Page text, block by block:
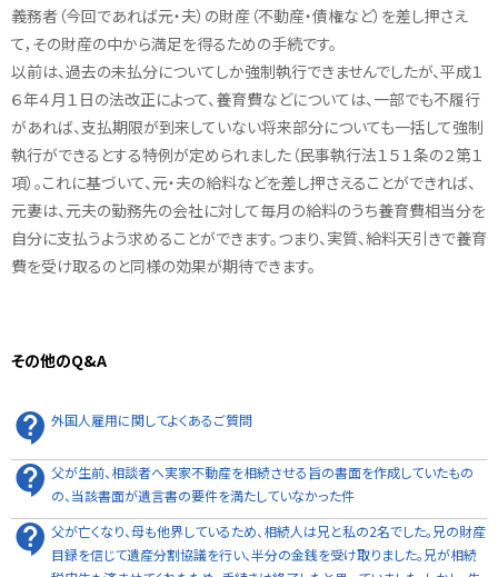
義務者（今回であれば元・夫）の財産（不動産・債権など）を差し押さえ
て，その財産の中から満足を得るための手続です。
以前は、過去の未払分についてしか強制執行できませんでしたが、平成１
６年４月１日の法改正によって、養育費などについては、一部でも不履行
があれば、支払期限が到来していない将来部分についても一括して強制
執行ができるとする特例が定められました（民事執行法１５１条の２第１
項）。これに基づいて、元・夫の給料などを差し押さえることができれば、
元妻は、元夫の勤務先の会社に対して毎月の給料のうち養育費相当分を
自分に支払うよう求めることができます。つまり、実質、給料天引きで養育
費を受け取るのと同様の効果が期待できます。
その他のQ&A
外国人雇用に関してよくあるご質問
父が生前、相談者へ実家不動産を相続させる旨の書面を作成していたもの
の、当該書面が遺言書の要件を満たしていなかった件
父が亡くなり、母も他界しているため、相続人は兄と私の2名でした。兄の財産
目録を信じて遺産分割協議を行い、半分の金銭を受け取りました。兄が相続